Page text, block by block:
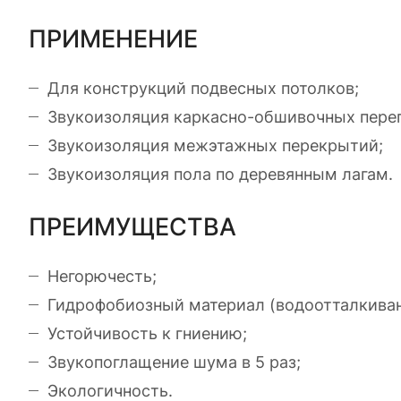
ПРИМЕНЕНИЕ
Для конструкций подвесных потолков;
Звукоизоляция каркасно-обшивочных
Звукоизоляция межэтажных перекрытий;
Звукоизоляция пола по деревянным лагам.
ПРЕИМУЩЕСТВА
Негорючесть;
Гидрофобиозный материал
Устойчивость к гниению;
Звукопоглащение шума в 5 раз;
Экологичность.